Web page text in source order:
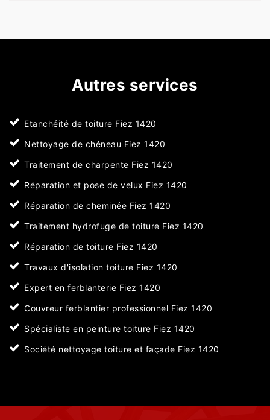
Autres services
Etanchéité de toiture Fiez 1420
Nettoyage de chéneau Fiez 1420
Traitement de charpente Fiez 1420
Réparation et pose de velux Fiez 1420
Réparation de cheminée Fiez 1420
Traitement hydrofuge de toiture Fiez 1420
Réparation de toiture Fiez 1420
Travaux d'isolation toiture Fiez 1420
Expert en ferblanterie Fiez 1420
Couvreur ferblantier professionnel Fiez 1420
Spécialiste en peinture toiture Fiez 1420
Société nettoyage toiture et façade Fiez 1420